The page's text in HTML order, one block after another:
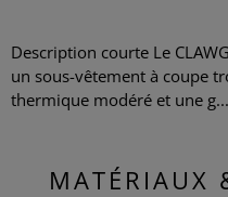
Description courte Le
un sous-vêtement à coupe
thermique modéré et une g...
MATÉRIAUX